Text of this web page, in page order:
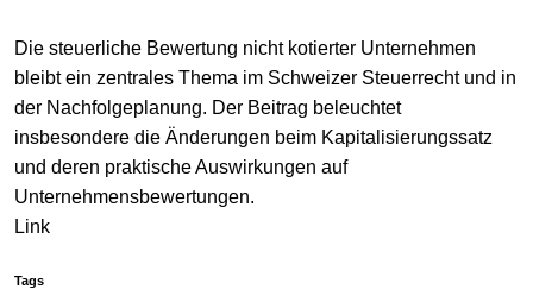
Die steuerliche Bewertung nicht kotierter Unternehmen
bleibt ein zentrales Thema im Schweizer Steuerrecht und in
der Nachfolgeplanung. Der Beitrag beleuchtet
insbesondere die Änderungen beim Kapitalisierungssatz
und deren praktische Auswirkungen auf
Unternehmensbewertungen.
Link
Tags